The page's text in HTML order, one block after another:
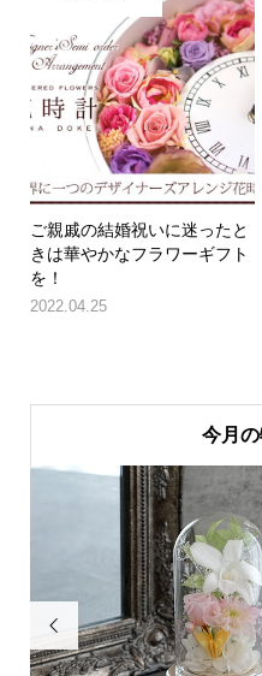
ご親戚の結婚祝いに迷ったと
きは華やかなフラワーギフト
を！
2022.04.25
今月
